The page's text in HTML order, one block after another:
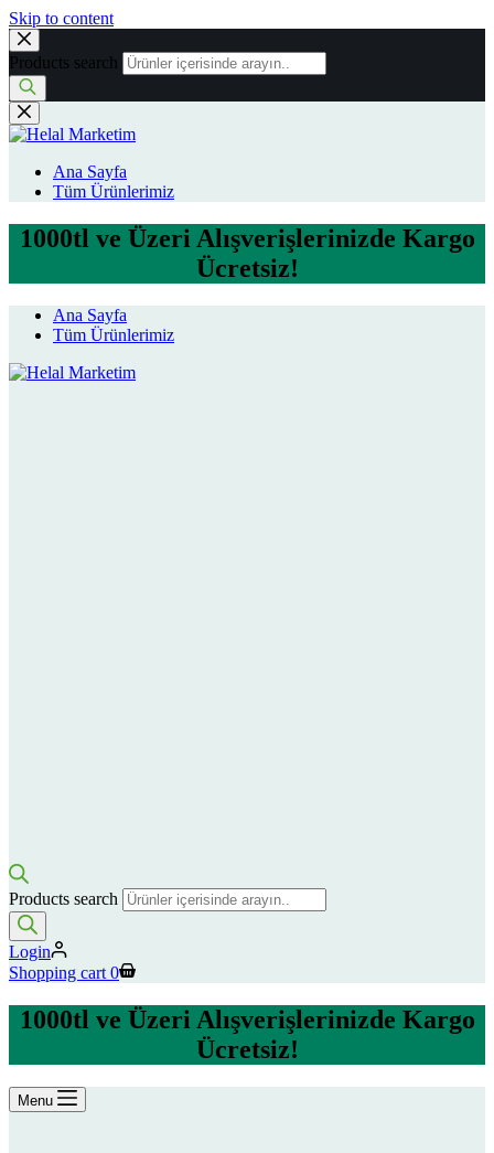
Skip to content
Products search
Ana Sayfa
Tüm Ürünlerimiz
1000tl ve Üzeri Alışverişlerinizde Kargo
Ücretsiz!
Ana Sayfa
Tüm Ürünlerimiz
Products search
Login
Shopping cart 0
1000tl ve Üzeri Alışverişlerinizde Kargo
Ücretsiz!
Menu